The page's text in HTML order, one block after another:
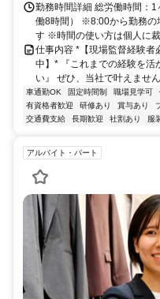
勤務時間詳細 総労働時間：
働8時間） ※8:00から勤務の
す ※時間の使い方は個人に
仕事内容 *【現場監督経験者
中】* 『これまでの経験を活
い』 ぜひ、当社で叶えませ
車通勤OK 固定時間制 職場見学可
有資格者歓迎
研修あり 賞与あり
交通費支給
長期歓迎 社割あり 服
アルバイト・パート